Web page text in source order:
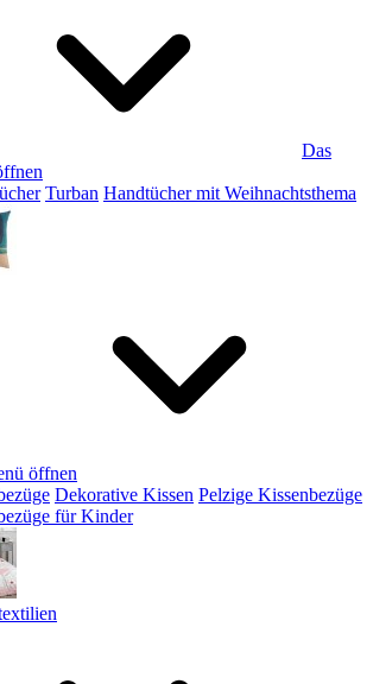
Das
Turban Handtücher mit Weihnachtsthema
öffnen
Dekorative Kissen Pelzige Kissenbezüge
für Kinder